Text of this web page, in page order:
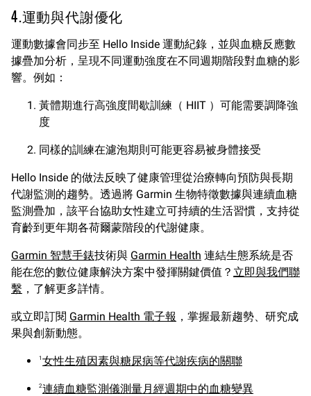
4.運動與代謝優化
運動數據會同步至 Hello Inside 運動紀錄，並與血糖反應數
據疊加分析，呈現不同運動強度在不同週期階段對血糖的影
響。例如：
黃體期進行高強度間歇訓練（ HIIT ）可能需要調降強
度
同樣的訓練在濾泡期則可能更容易被身體接受
Hello Inside 的做法反映了健康管理從治療轉向預防與長期
代謝監測的趨勢。透過將 Garmin 生物特徵數據與連續血糖
監測疊加，該平台協助女性建立可持續的生活習慣，支持從
育齡到更年期各荷爾蒙階段的代謝健康。
Garmin 智慧手錶技術與 Garmin Health 連結生態系統是否
能在您的數位健康解決方案中發揮關鍵價值？ 立即與我們聯
繫 ，了解更多詳情。
或立即訂閱 Garmin Health 電子報 ，掌握最新趨勢、研究成
果與創新動態。
1 女性生殖因素與糖尿病等代謝疾病的關聯
2連續血糖監測儀測量月經週期中的血糖變異